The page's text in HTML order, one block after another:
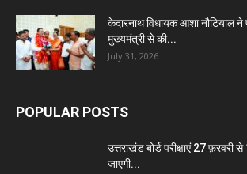
केदारनाथ विधायक आशा नौटियाल
मुख्यमंत्री से की...
July 31, 2026
POPULAR POSTS
उत्तराखंड बोर्ड परीक्षाएं 27 फ़रवरी
जाएगी...